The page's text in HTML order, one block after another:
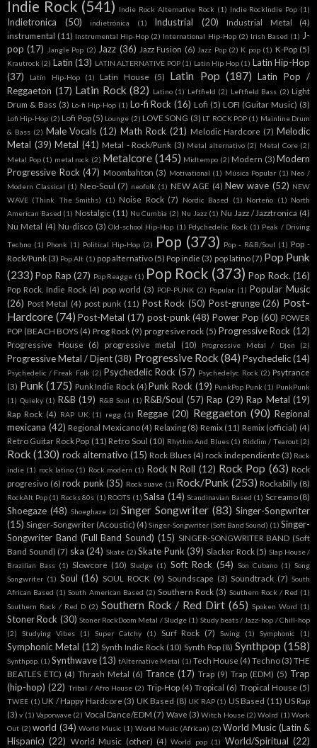
Indie Rock (541) Indie Rock Alternative Rock (1) Indie RockIndie Pop (1)
Indietronica (50) indietrónica (1) Industrial (20) Industrial Metal
(4)
instrumental (11) Instrumental Hip-Hop (2) International Hip-Hop (2) Irish Based (1) J-
pop (17) Jangle Pop (2) Jazz (36) Jazz Fusion (6) Jazz Pop (2) K pop (1) K-Pop (5)
Krautrock (2) Latin (13) LATIN ALTERNATIVE POP (1) Latin Hip Hop (1) Latin Hip-Hop
(37)
Latín Hip-Hop (1) Latin House (5) Latin Pop (187) Latin Pop /
Reggaeton (17) Latin Rock (82) Latino (1) Leftfield (2) Leftfield Bass (2) Light
Drum & Bass (3) Lo-fi Hip-Hop (1) Lo-fi Rock (16) Lofi (5) LOFI (Guitar Music) (3)
Lofi Hip-Hop (2) Lofi Pop (5) Lounge (2) LOVE SONG (3) LT ROCK POP (1) Mainline Drum
& Bass (2) Male Vocals (12) Math Rock (21) Melodic Hardcore (7) Melodic
Metal (39) Metal (41) Metal - Rock/Punk (3) Metal alternativo (2) Metal Core (2)
Metal Pop (1) metal rock (2) Metalcore (145) Midtempo (2) Modern (3) Modern
Progressive Rock (47) Moombahton (3) Motivational (1) Música Popular (1) Neo /
Modern Classical (1) Neo-Soul (7) neofolk (1) NEW AGE (4) New wave (52) NEW
WAVE (Think The Smiths)
(1) Noise Rock (7) Nordic Based (1) Norteño (1) North
American Based (1) Nostalgic (11) Nu Cumbia (2) Nu Jazz (1) Nu Jazz / Jazztronica (4)
Nu Metal (4) Nu-disco (3) Old-school Hip-Hop (1) Pdychedelic Rock (1) Peak / Driving
Techno (1) Phonk (1) Political Hip-Hop (2) Pop (373) Pop - R&B/Soul (1) Pop -
Rock/Punk (3) Pop Alt (1) pop alternativo (5) Pop indie (3) pop latino (7) Pop Punk
(233) Pop Rap (27) Pop Reagge (1) Pop Rock (373) Pop Rock. (16)
Pop Rock. Indie Rock (4) pop world (3) POP-PUNK (2) Popular (1) Popular Music
(26) Post Metal (4) post punk (11) Post Rock (50) Post-grunge (26) Post-
Hardcore (74) Post-Metal (17) post-punk (48) Power Pop (60) POWER
POP (BEACH BOYS (4) Prog Rock (9) progresive rock (5) Progressive Rock (12)
Progressive House (6) progressive metal (10) Progressive Metal / Djen (2)
Progressive Metal / Djent (38) Progressive Rock (84) Psychedelic(14)
Psychedelic / Freak Folk (2) Psychedelic Rock (57) Psychedelyc Rock (2) Psytrance
(3) Punk (175) Punk Indie Rock (4) Punk Rock (19) PunkPop Punk (1) PunkPunk
(1) Quieky (1) R&B (19) R&B Soul (1) R&B/Soul (57) Rap (29) Rap Metal (19)
Rap Rock (4) RAP UK (1) regg (1) Reggae (20) Reggaeton (90) Regional
mexicana (42) Regional Mexicano (4) Relaxing (8) Remix (11) Remix (official) (4)
Retro Guitar Rock Pop (11) Retro Soul (10) Rhythm And Blues (1) Riddim / Tearout (2)
Rock (130) rock alternativo (15) Rock Blues (4) rock independiente (3) Rock
indie (1) rock latino (1) Rock modern (1) Rock N Roll (12) Rock Pop (63) Rock
progresivo (6) rock punk (35) Rock suave (1) Rock/Punk (253) Rockabilly (8)
RockAlt Pop (1) Rocks 80s (1) ROOTS (1) Salsa (14) Scandinavian Based (1) Screamo (8)
Shoegaze (48) Shoeghaze (2) Singer Songwriter (83) Singer-Songwriter
(15) Singer-Songwriter (Acoustic) (4) Singer-Songwriter (Soft Band Sound) (1) Singer-
Songwriter Band (Full Band Sound) (15) SINGER-SONGWRITER BAND (Soft
Band Sound) (7) ska (24) Skate (2) Skate Punk (39) Slacker Rock (5) Slap House /
Brazilian Bass (1) Slowcore (10) Sludge (1) Soft Rock (54) Son Cubano (1) Song
Songwriter (1) Soul (16) SOUL ROCK (9) Soundscape (3) Soundtrack (7) South
African Based (1) South American Based (2) Southern Rock (3) Southern Rock / Red (1)
Southern Rock / Red D (2) Southern Rock / Red Dirt (65) Spoken Word (1)
Stoner Rock (30) Stoner RockDoom Metal / Sludge (1) Study beats / Jazz-hop / Chill-hop
(2)
Studying Vibes (1) Super Catchy (1) Surf Rock (7) Swing (1) Symphonic (1)
Symphonic Metal (12) Synth Indie Rock (10) Synth Pop (8) Synthpop (158)
Synthpop. (1) Synthwave (13) tAlternative Metal (1) Tech House (4) Techno (3) THE
BEATLES ETC) (4) Thrash Metal (6) Trance (17) Trap (9) Trap (EDM) (5) Trap
(hip-hop) (22) Tribal / Afro House (2) Trip-Hop (4) Tropical (6) Tropical House (5)
TWEE (1) UK / Happy Hardcore (3) UK Based (8) UK RAP (1) US Based (11) US Rap
(3) v (1) Vaporwave (2) Vocal Dance/EDM (7) Wave (3) Witch House (2) Wolrd (1) Work
Out (2) world (34) World Music (1) World Music (African) (2) World Music (Latin &
Hispanic) (22) World Music (other) (4) World pop (1) World/Spiritual (22)